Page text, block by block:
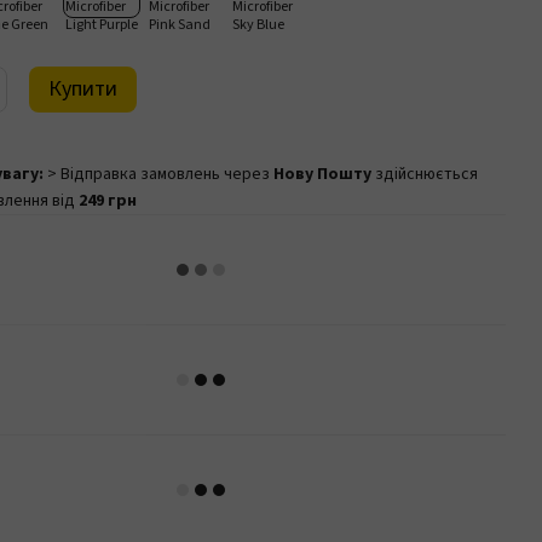
Купити
> Відправка замовлень через Нову Пошту здійснюється
від 249 грн